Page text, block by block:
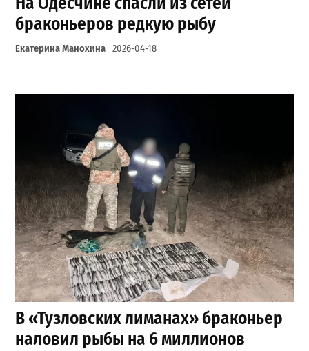
браконьеров редкую рыбу
Екатерина Манохина 2026-04-18
В «Тузловских лиманах» браконьер
наловил рыбы на 6 миллионов